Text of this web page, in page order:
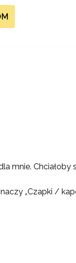
mnie. Chciałoby
„Czapki /